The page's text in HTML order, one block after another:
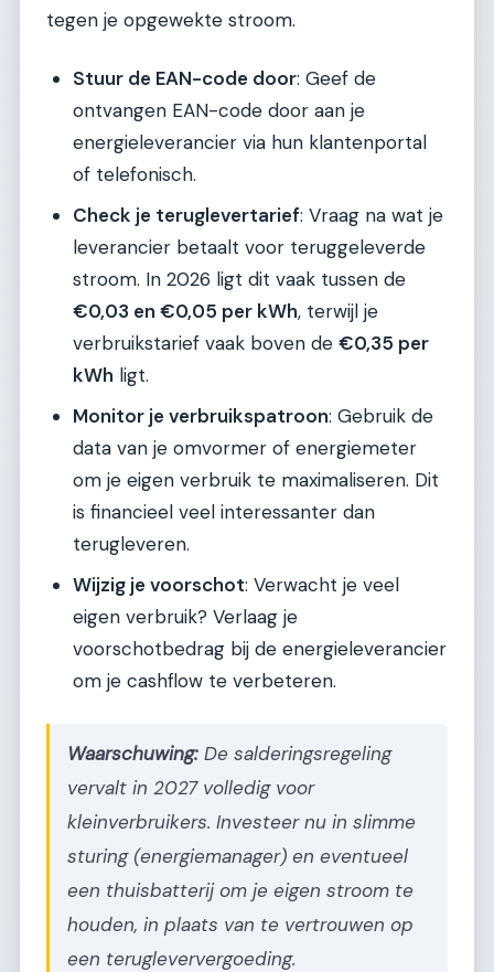
tegen je opgewekte stroom.
Stuur de EAN-code door: Geef de
ontvangen EAN-code door aan je
energieleverancier via hun klantenportal
of telefonisch.
Check je teruglevertarief: Vraag na wat je
leverancier betaalt voor teruggeleverde
stroom. In 2026 ligt dit vaak tussen de
€0,03 en €0,05 per kWh, terwijl je
verbruikstarief vaak boven de €0,35 per
kWh ligt.
Monitor je verbruikspatroon: Gebruik de
data van je omvormer of energiemeter
om je eigen verbruik te maximaliseren. Dit
is financieel veel interessanter dan
terugleveren.
Wijzig je voorschot: Verwacht je veel
eigen verbruik? Verlaag je
voorschotbedrag bij de energieleverancier
om je cashflow te verbeteren.
Waarschuwing: De salderingsregeling
vervalt in 2027 volledig voor
kleinverbruikers. Investeer nu in slimme
sturing (energiemanager) en eventueel
een thuisbatterij om je eigen stroom te
houden, in plaats van te vertrouwen op
een terugleververgoeding.